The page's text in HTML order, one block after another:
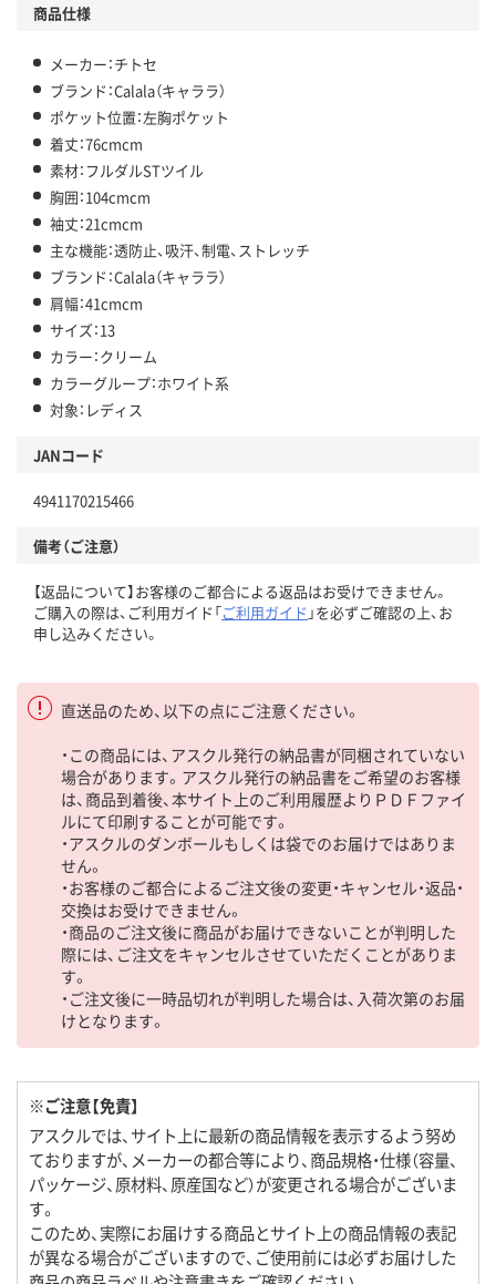
商品仕様
メーカー：チトセ
ブランド：Calala（キャララ）
ポケット位置：左胸ポケット
着丈：76cmcm
素材：フルダルSTツイル
胸囲：104cmcm
袖丈：21cmcm
主な機能：透防止、吸汗、制電、ストレッチ
ブランド：Calala（キャララ）
肩幅：41cmcm
サイズ：13
カラー：クリーム
カラーグループ：ホワイト系
対象：レディス
JANコード
4941170215466
備考（ご注意）
【返品について】お客様のご都合による返品はお受けできません。
ご購入の際は、ご利用ガイド「ご利用ガイド 」を必ずご確認の上、お
申し込みください。
直送品のため、以下の点にご注意ください。
・この商品には、アスクル発行の納品書が同梱されていない
場合があります。アスクル発行の納品書をご希望のお客様
は、商品到着後、本サイト上のご利用履歴よりＰＤＦファイ
ルにて印刷することが可能です。
・アスクルのダンボールもしくは袋でのお届けではありま
せん。
・お客様のご都合によるご注文後の変更・キャンセル・返品・
交換はお受けできません。
・商品のご注文後に商品がお届けできないことが判明した
際には、ご注文をキャンセルさせていただくことがありま
す。
・ご注文後に一時品切れが判明した場合は、入荷次第のお届
けとなります。
※ご注意【免責】
アスクルでは、サイト上に最新の商品情報を表示するよう努め
ておりますが、メーカーの都合等により、商品規格・仕様（容量、
パッケージ、原材料、原産国など）が変更される場合がございま
す。
このため、実際にお届けする商品とサイト上の商品情報の表記
が異なる場合がございますので、ご使用前には必ずお届けした